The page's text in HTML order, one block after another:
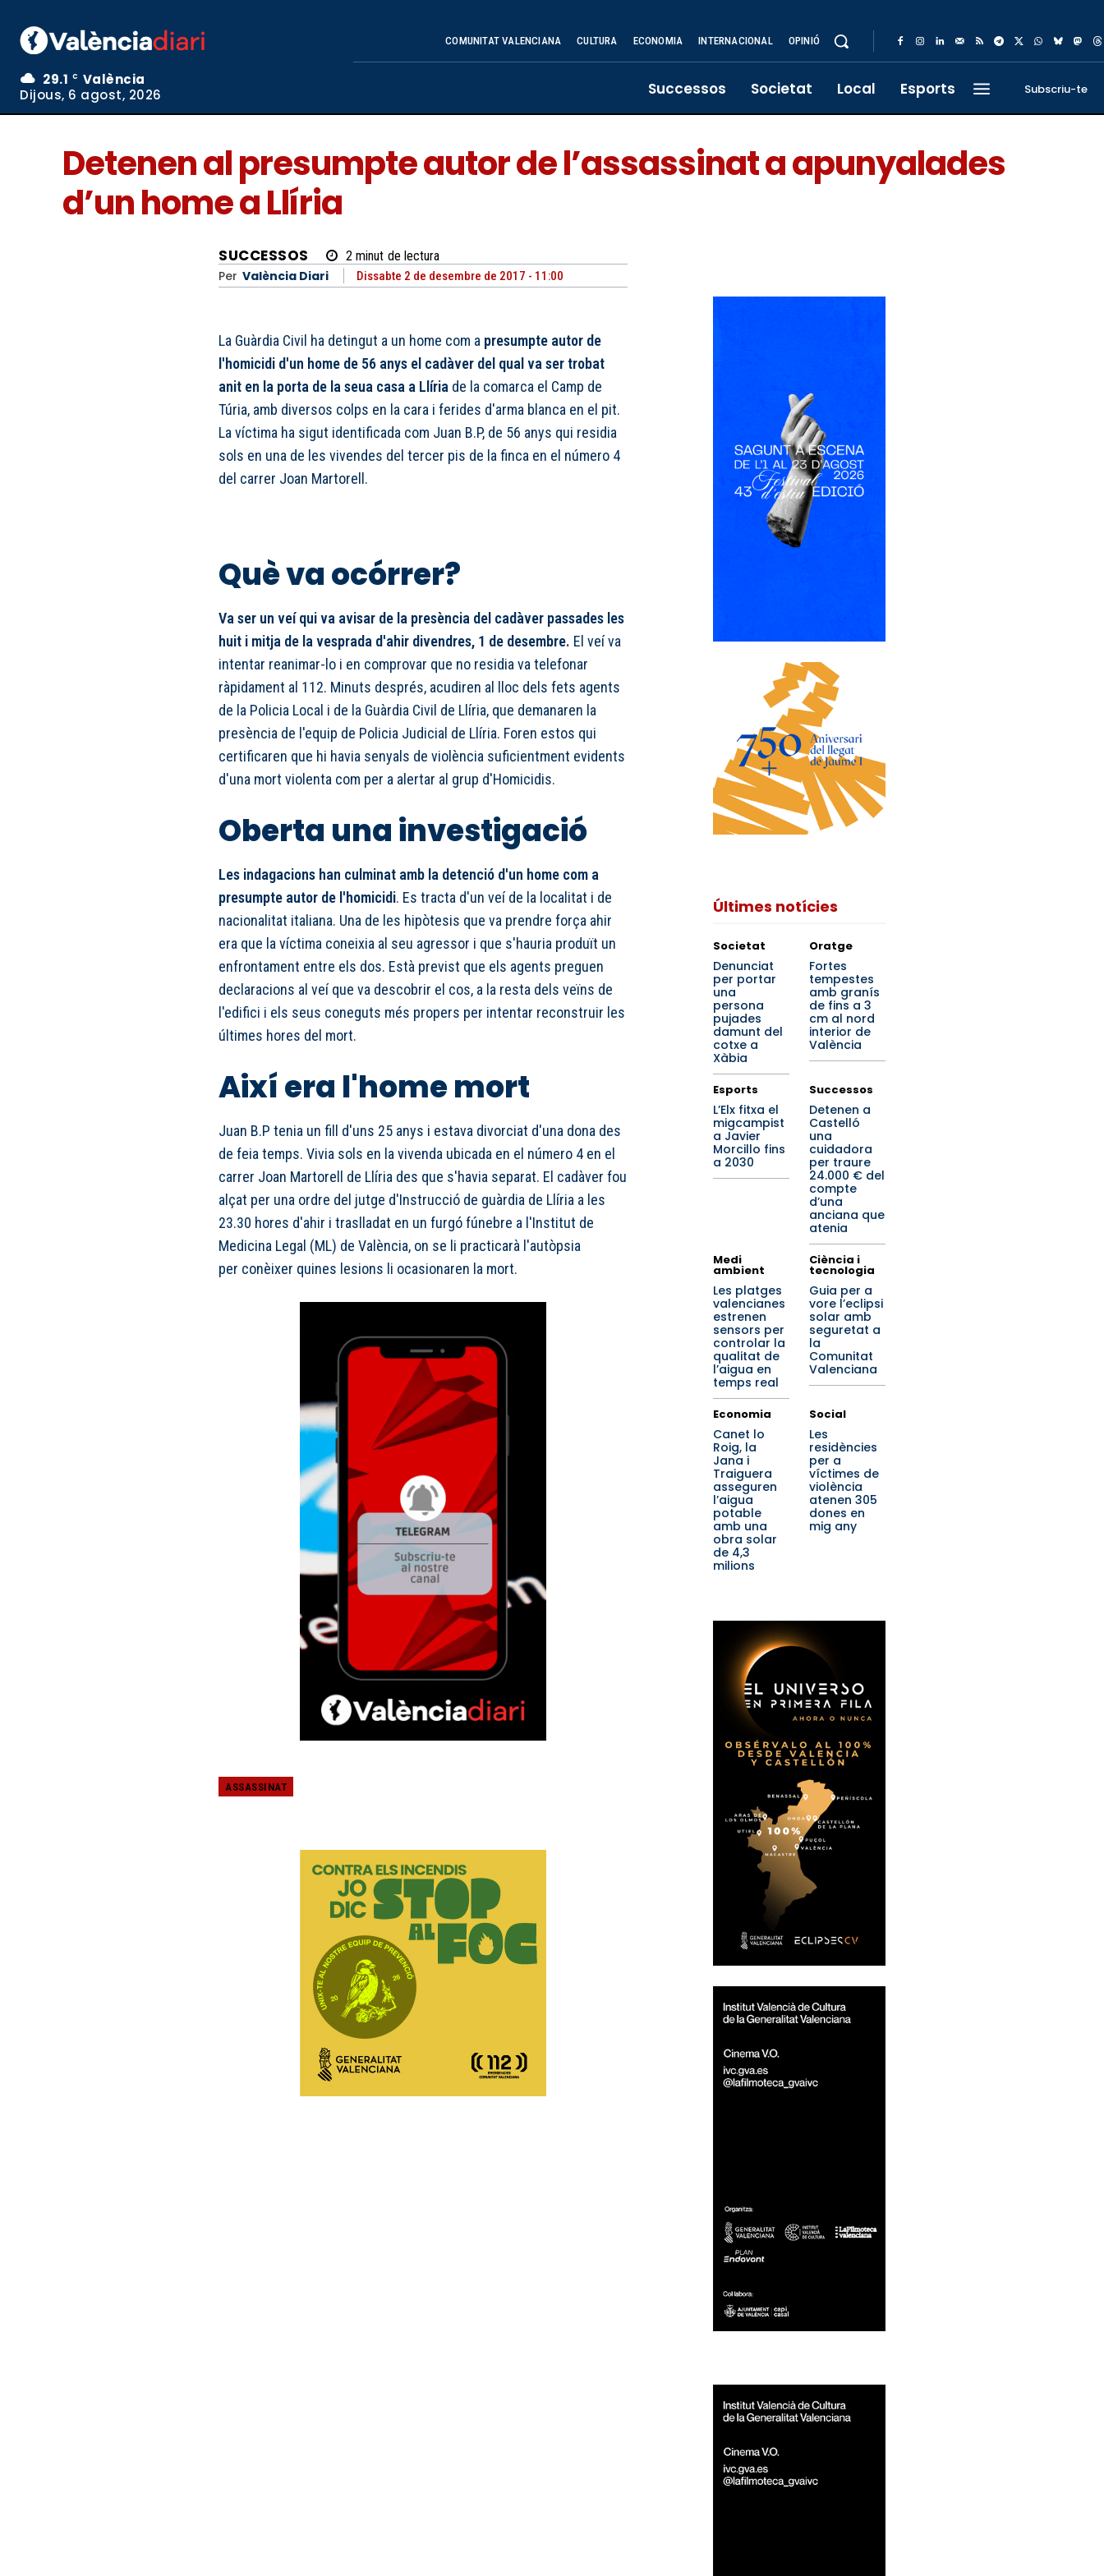
29.1 C
València
Dijous, 6 agost, 2026
COMUNITAT VALENCIANA CULTURA ECONOMIA INTERNACIONAL OPINIÓ
Successos Societat Local Esports Subscriu-te
Detenen al presumpte autor de l’assassinat a apunyalades
d’un home a Llíria
SUCCESSOS 2minut de lectura
Per València Diari Dissabte 2 de desembre de 2017 - 11:00
La Guàrdia Civil ha detingut a un home com a presumpte autor de
l'homicidi d'un home de 56 anys el cadàver del qual va ser trobat
anit en la porta de la seua casa a Llíria de la comarca el Camp de
Túria, amb diversos colps en la cara i ferides d'arma blanca en el pit.
La víctima ha sigut identificada com Juan B.P, de 56 anys qui residia
sols en una de les vivendes del tercer pis de la finca en el número 4
del carrer Joan Martorell.
Què va ocórrer?
Va ser un veí qui va avisar de la presència del cadàver passades les
huit i mitja de la vesprada d'ahir divendres, 1 de desembre. El veí va
intentar reanimar-lo i en comprovar que no residia va telefonar
ràpidament al 112. Minuts després, acudiren al lloc dels fets agents
de la Policia Local i de la Guàrdia Civil de Llíria, que demanaren la
presència de l'equip de Policia Judicial de Llíria. Foren estos qui
certificaren que hi havia senyals de violència suficientment evidents
d'una mort violenta com per a alertar al grup d'Homicidis.
Oberta una investigació
Les indagacions han culminat amb la detenció d'un home com a
presumpte autor de l'homicidi. Es tracta d'un veí de la localitat i de
nacionalitat italiana. Una de les hipòtesis que va prendre força ahir
era que la víctima coneixia al seu agressor i que s'hauria produït un
enfrontament entre els dos. Està previst que els agents preguen
declaracions al veí que va descobrir el cos, a la resta dels veïns de
l'edifici i els seus coneguts més propers per intentar reconstruir les
últimes hores del mort.
Així era l'home mort
Juan B.P tenia un fill d'uns 25 anys i estava divorciat d'una dona des
de feia temps. Vivia sols en la vivenda ubicada en el número 4 en el
carrer Joan Martorell de Llíria des que s'havia separat. El cadàver fou
alçat per una ordre del jutge d'Instrucció de guàrdia de Llíria a les
23.30 hores d'ahir i traslladat en un furgó fúnebre a l'Institut de
Medicina Legal (ML) de València, on se li practicarà l'autòpsia
per conèixer quines lesions li ocasionaren la mort.
ASSASSINAT
Últimes notícies
Societat
Denunciat
per portar
una
persona
pujades
damunt del
cotxe a
Xàbia
Oratge
Fortes
tempestes
amb granís
de fins a 3
cm al nord
interior de
València
Esports
L’Elx fitxa el
migcampist
a Javier
Morcillo fins
a 2030
Successos
Detenen a
Castelló
una
cuidadora
per traure
24.000 € del
compte
d’una
anciana que
atenia
Medi
ambient
Les platges
valencianes
estrenen
sensors per
controlar la
qualitat de
l’aigua en
temps real
Ciència i
tecnologia
Guia per a
vore l’eclipsi
solar amb
seguretat a
la
Comunitat
Valenciana
Economia
Canet lo
Roig, la
Jana i
Traiguera
asseguren
l’aigua
potable
amb una
obra solar
de 4,3
milions
Social
Les
residències
per a
víctimes de
violència
atenen 305
dones en
mig any